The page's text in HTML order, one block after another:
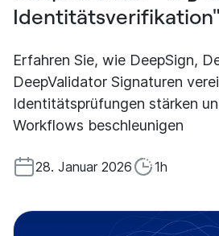
Identitätsverifikation"
Erfahren Sie, wie DeepSign,
DeepValidator Signaturen
Identitätsprüfungen stärken
Workflows beschleunigen
28. Januar 2026 1h